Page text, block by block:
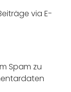
via E-
Spam zu